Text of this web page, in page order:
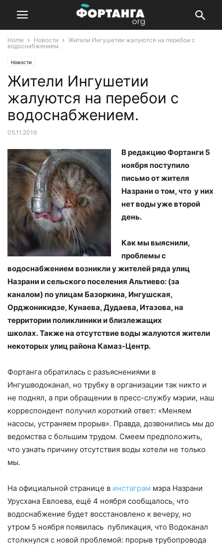
Home Новости
Жители Ингушетии жалуются на перебои с
водоснабжением.
Новости
Жители Ингушетии
жалуются на перебои с
водоснабжением.
05.11.2019
В редакцию Фортанги 5
ноября поступило
письмо от жителя
Назрани о том, что у них
нет воды уже второй
день.
Как мы выяснили,
проблемы с
водоснабжением возникли у жителей ряда улиц
Назрани и сельского поселения Альтиево: (за
каналом) по улицам Базоркина, Ингушская,
Орджоникидзе, Кунаева, Дудаева, Итазова, на
территории поликлиники и близлежащих
школах.Также на отсутствие воды жалуются жители
некоторых улиц района Камаз-Центр.
Фортанга обратилась с разъяснениями в
Ингушводоканал, но трубку в организации так никто и
не поднял, а при обращении в пресс-службу мэрии, наш
корреспондент получил короткий ответ: «Меняем
насосы, устраняем прорыв». Правда, дозвонились мы до
ведомства с большим трудом. Смеем предположить,
что узнать причину отсутствия воды хотели не только
мы.
На официальной странице в инстаграм мэра Назрани
Урусхана Евлоева, ещё 4 ноября сообщалось, что
водоснабжение будет восстановлено к вечеру, но
утром 5 ноября появилась публикация, что Водоканал
столкнулся с новой проблемой: прорыв трубопровода